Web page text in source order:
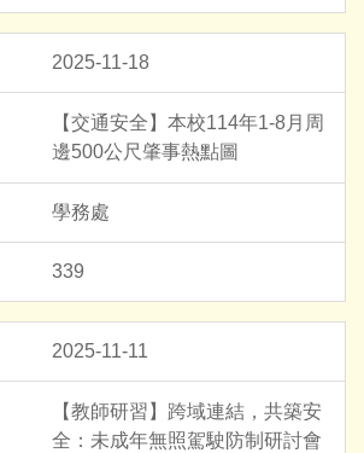
2025-11-18
【交通安全】本校114年1-8月周
邊500公尺肇事熱點圖
學務處
339
2025-11-11
【教師研習】跨域連結，共築安
全：未成年無照駕駛防制研討會